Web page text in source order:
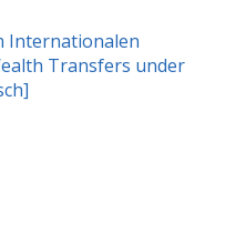
Internationalen
Transfers under